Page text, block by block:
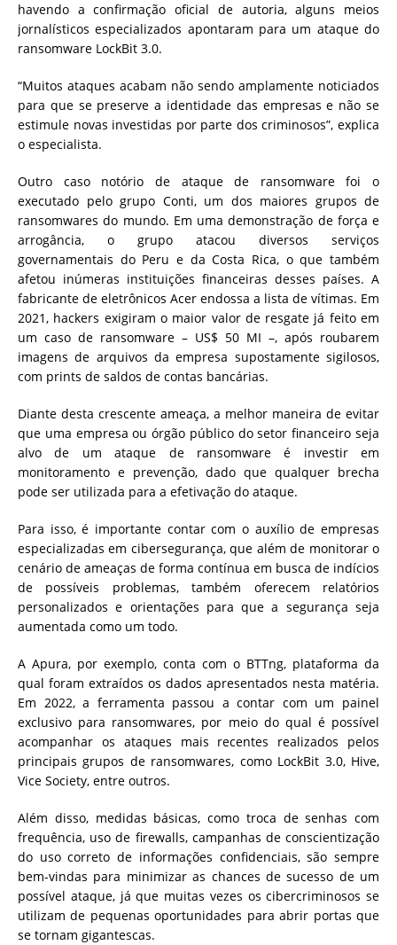
havendo a confirmação oficial de autoria, alguns meios
jornalísticos especializados apontaram para um ataque do
ransomware LockBit 3.0.
“Muitos ataques acabam não sendo amplamente noticiados
para que se preserve a identidade das empresas e não se
estimule novas investidas por parte dos criminosos”, explica
o especialista.
Outro caso notório de ataque de ransomware foi o
executado pelo grupo Conti, um dos maiores grupos de
ransomwares do mundo. Em uma demonstração de força e
arrogância, o grupo atacou diversos serviços
governamentais do Peru e da Costa Rica, o que também
afetou inúmeras instituições financeiras desses países. A
fabricante de eletrônicos Acer endossa a lista de vítimas. Em
2021, hackers exigiram o maior valor de resgate já feito em
um caso de ransomware – US$ 50 MI –, após roubarem
imagens de arquivos da empresa supostamente sigilosos,
com prints de saldos de contas bancárias.
Diante desta crescente ameaça, a melhor maneira de evitar
que uma empresa ou órgão público do setor financeiro seja
alvo de um ataque de ransomware é investir em
monitoramento e prevenção, dado que qualquer brecha
pode ser utilizada para a efetivação do ataque.
Para isso, é importante contar com o auxílio de empresas
especializadas em cibersegurança, que além de monitorar o
cenário de ameaças de forma contínua em busca de indícios
de possíveis problemas, também oferecem relatórios
personalizados e orientações para que a segurança seja
aumentada como um todo.
A Apura, por exemplo, conta com o BTTng, plataforma da
qual foram extraídos os dados apresentados nesta matéria.
Em 2022, a ferramenta passou a contar com um painel
exclusivo para ransomwares, por meio do qual é possível
acompanhar os ataques mais recentes realizados pelos
principais grupos de ransomwares, como LockBit 3.0, Hive,
Vice Society, entre outros.
Além disso, medidas básicas, como troca de senhas com
frequência, uso de firewalls, campanhas de conscientização
do uso correto de informações confidenciais, são sempre
bem-vindas para minimizar as chances de sucesso de um
possível ataque, já que muitas vezes os cibercriminosos se
utilizam de pequenas oportunidades para abrir portas que
se tornam gigantescas.